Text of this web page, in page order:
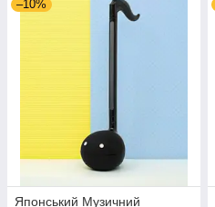
–10%
Японський Музичний